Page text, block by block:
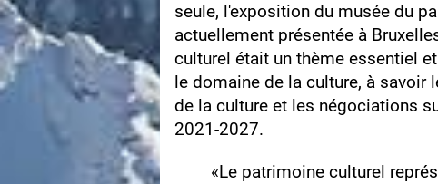
seule, l'exposition du musée du
actuellement présentée à
culturel était un thème essentiel
le domaine de la culture, à savoir
de la culture et les négociations
2021‑2027.
«Le patrimoine culturel